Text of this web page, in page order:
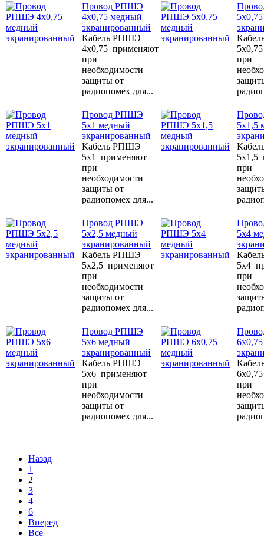
Провод РПШЭ
4х0,75 медный
экранированный
Кабель РПШЭ
4х0,75 применяют
при
необходимости
защиты от
радиопомех для...
при
Провод РПШЭ
5х1 медный
экранированный
Кабель РПШЭ
5х1 применяют
при
необходимости
защиты от
радиопомех для...
5х1,5
5х1,5
при
Провод РПШЭ
5х2,5 медный
экранированный
Кабель РПШЭ
5х2,5 применяют
при
необходимости
защиты от
радиопомех для...
5х4
5х4
при
Провод РПШЭ
5х6 медный
экранированный
Кабель РПШЭ
5х6 применяют
при
необходимости
защиты от
радиопомех для...
при
Назад
1
2
3
4
6
Вперед
Все